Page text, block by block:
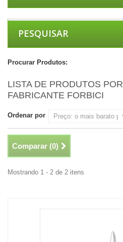
PESQUISAR
Procurar Produtos:
LISTA DE PRODUTOS POR
FABRICANTE FORBICI
Ordenar por
Comparar (0)
Mostrando 1 - 2 de 2 itens